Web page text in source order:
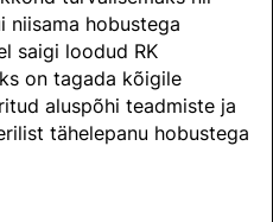
niisama hobustega
saigi loodud RK
on tagada kõigile
aluspõhi teadmiste ja
tähelepanu hobustega